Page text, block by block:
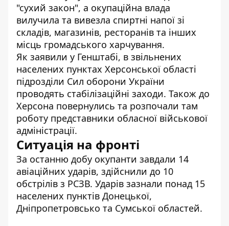
"сухий закон", а окупаційна влада
вилучила та вивезла спиртні напої зі
складів, магазинів, ресторанів та інших
місць громадського харчування.
Як заявили у Генштабі, в звільнених
населених пунктах Херсонської області
підрозділи Сил оборони України
проводять стабілізаційні заходи. Також до
Херсона повернулись та розпочали там
роботу представники обласної військової
адміністрації.
Ситуація на фронті
За останню добу окупанти завдали 14
авіаційних ударів, здійснили до 10
обстрілів з РСЗВ. Ударів зазнали понад 15
населених пунктів Донецької,
Дніпропетровсько та Сумської областей.